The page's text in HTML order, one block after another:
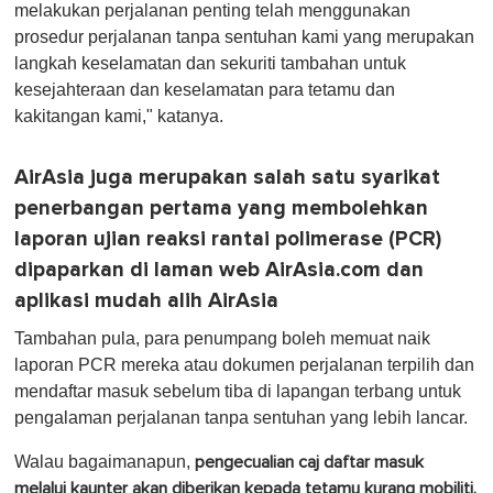
melakukan perjalanan penting telah menggunakan
prosedur perjalanan tanpa sentuhan kami yang merupakan
langkah keselamatan dan sekuriti tambahan untuk
kesejahteraan dan keselamatan para tetamu dan
kakitangan kami," katanya.
AirAsia juga merupakan salah satu syarikat
penerbangan pertama yang membolehkan
laporan ujian reaksi rantai polimerase (PCR)
dipaparkan di laman web AirAsia.com dan
aplikasi mudah alih AirAsia
Tambahan pula, para penumpang boleh memuat naik
laporan PCR mereka atau dokumen perjalanan terpilih dan
mendaftar masuk sebelum tiba di lapangan terbang untuk
pengalaman perjalanan tanpa sentuhan yang lebih lancar.
Walau bagaimanapun, pengecualian caj daftar masuk
melalui kaunter akan diberikan kepada tetamu kurang mobiliti,